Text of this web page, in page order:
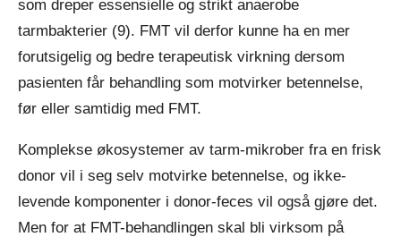
som dreper essensielle og strikt anaerobe
tarmbakterier (9). FMT vil derfor kunne ha en mer
forutsigelig og bedre terapeutisk virkning dersom
pasienten får behandling som motvirker betennelse,
før eller samtidig med FMT.
Komplekse økosystemer av tarm-mikrober fra en frisk
donor vil i seg selv motvirke betennelse, og ikke-
levende komponenter i donor-feces vil også gjøre det.
Men for at FMT-behandlingen skal bli virksom på